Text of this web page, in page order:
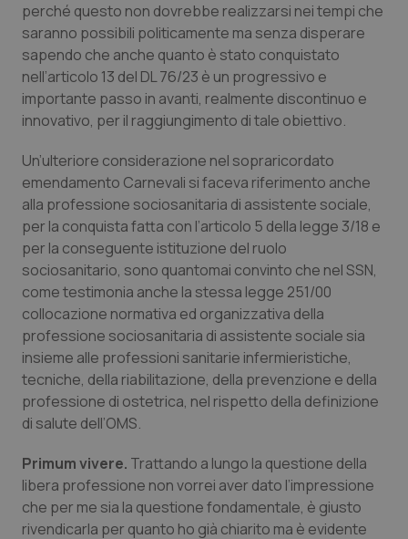
perché questo non dovrebbe realizzarsi nei tempi che
saranno possibili politicamente ma senza disperare
sapendo che anche quanto è stato conquistato
nell’articolo 13 del DL 76/23 è un progressivo e
importante passo in avanti, realmente discontinuo e
innovativo, per il raggiungimento di tale obiettivo.
Un’ulteriore considerazione nel sopraricordato
emendamento Carnevali si faceva riferimento anche
alla professione sociosanitaria di assistente sociale,
per la conquista fatta con l’articolo 5 della legge 3/18 e
per la conseguente istituzione del ruolo
sociosanitario, sono quantomai convinto che nel SSN,
come testimonia anche la stessa legge 251/00
collocazione normativa ed organizzativa della
professione sociosanitaria di assistente sociale sia
insieme alle professioni sanitarie infermieristiche,
tecniche, della riabilitazione, della prevenzione e della
professione di ostetrica, nel rispetto della definizione
di salute dell’OMS.
Primum vivere. Trattando a lungo la questione della
libera professione non vorrei aver dato l’impressione
che per me sia la questione fondamentale, è giusto
rivendicarla per quanto ho già chiarito ma è evidente
_ga_KM60CM4NPH .quotidianosanita.it
Nome
Dominio
Scadenza
_ga_0VMQEQKQ1N .quotidianosanita.it
1 anno 1
mese
cookie
da Google
Analytics
per
Nome Fornitore/Dominio
VISITOR_INFO1_LIVE
Google LLC
.youtube.com
5 mesi 4
settimane